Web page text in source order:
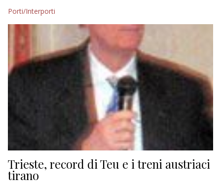
Porti/Interporti
Trieste, record di Teu e i treni austriaci
tirano